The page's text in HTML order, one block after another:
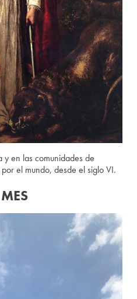
y en las comunidades de
el mundo, desde el siglo VI.